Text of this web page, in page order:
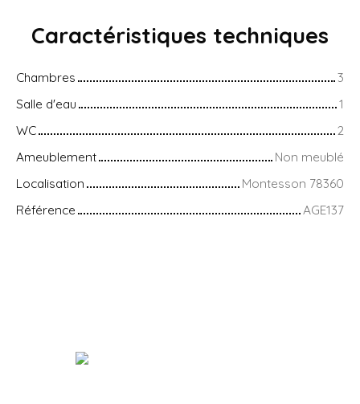
Caractéristiques techniques
Chambres
3
Salle d'eau
1
WC
2
Ameublement
Non meublé
Localisation
Montesson 78360
Référence
AGE137